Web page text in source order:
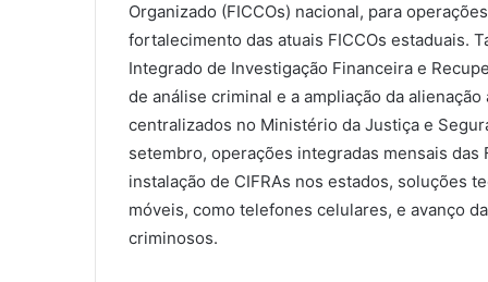
Organizado (FICCOs) nacional, para
fortalecimento das atuais FICCOs estaduais.
Integrado de Investigação Financeira e
de análise criminal e a ampliação da
centralizados no Ministério da Justiça e
setembro, operações integradas mensais das
instalação de CIFRAs nos estados, soluções
móveis, como telefones celulares, e avanço
criminosos.